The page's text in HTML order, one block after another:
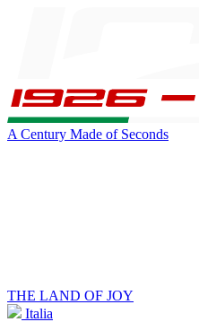
A Century Made of Seconds
THE LAND OF JOY
Italia